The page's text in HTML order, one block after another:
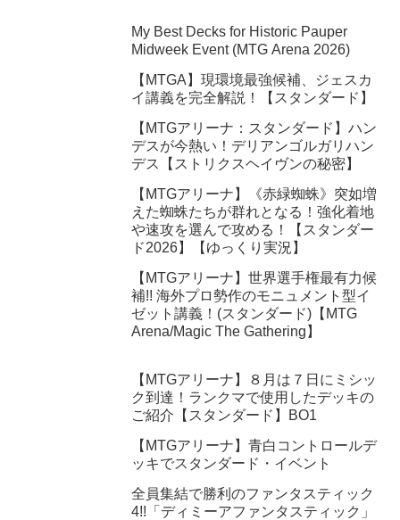
My Best Decks for Historic Pauper
Midweek Event (MTG Arena 2026)
【MTGA】現環境最強候補、ジェスカ
イ講義を完全解説！【スタンダード】
【MTGアリーナ：スタンダード】ハン
デスが今熱い！デリアンゴルガリハン
デス【ストリクスヘイヴンの秘密】
【MTGアリーナ】《赤緑蜘蛛》突如増
えた蜘蛛たちが群れとなる！強化着地
や速攻を選んで攻める！【スタンダー
ド2026】【ゆっくり実況】
【MTGアリーナ】世界選手権最有力候
補!! 海外プロ勢作のモニュメント型イ
ゼット講義！(スタンダード)【MTG
Arena/Magic The Gathering】
【MTGアリーナ】８月は７日にミシッ
ク到達！ランクマで使用したデッキの
ご紹介【スタンダード】BO1
【MTGアリーナ】青白コントロールデ
ッキでスタンダード・イベント
全員集結で勝利のファンタスティック
4!!「ディミーアファンタスティック」